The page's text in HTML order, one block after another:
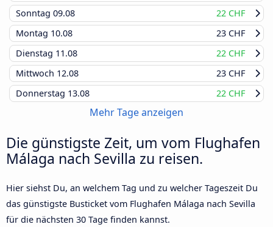
Sonntag 09.08
22 CHF
Montag 10.08
23 CHF
Dienstag 11.08
22 CHF
Mittwoch 12.08
23 CHF
Donnerstag 13.08 22 CHF
Mehr Tage anzeigen
Die günstigste Zeit, um vom Flughafen
Málaga nach Sevilla zu reisen.
Hier siehst Du, an welchem Tag und zu welcher Tageszeit Du
das günstigste Busticket vom Flughafen Málaga nach Sevilla
für die nächsten 30 Tage finden kannst.